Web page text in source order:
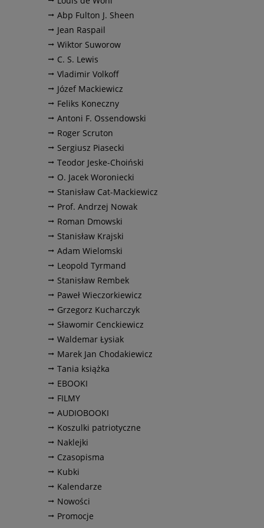
Abp Fulton J. Sheen
Jean Raspail
Wiktor Suworow
C. S. Lewis
Vladimir Volkoff
Józef Mackiewicz
Feliks Koneczny
Antoni F. Ossendowski
Roger Scruton
Sergiusz Piasecki
Teodor Jeske-Choiński
O. Jacek Woroniecki
Stanisław Cat-Mackiewicz
Prof. Andrzej Nowak
Roman Dmowski
Stanisław Krajski
Adam Wielomski
Leopold Tyrmand
Stanisław Rembek
Paweł Wieczorkiewicz
Grzegorz Kucharczyk
Sławomir Cenckiewicz
Waldemar Łysiak
Marek Jan Chodakiewicz
Tania książka
EBOOKI
FILMY
AUDIOBOOKI
Koszulki patriotyczne
Naklejki
Czasopisma
Kubki
Kalendarze
Nowości
Promocje